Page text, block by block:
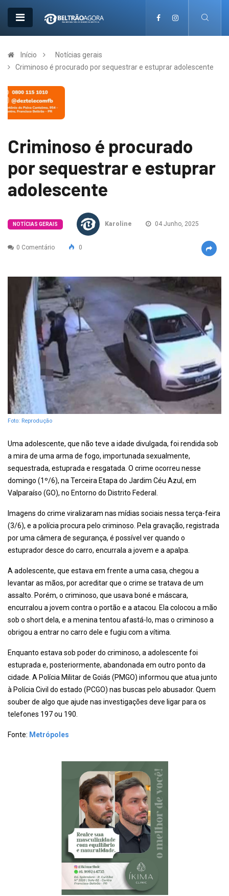
Início
Notícias gerais
Criminoso é procurado por sequestrar e estuprar adolescente
Criminoso é procurado
por sequestrar e estuprar
adolescente
NOTÍCIAS GERAIS Karoline 04 Junho, 2025
0 Comentário 0
Foto: Reprodução
Uma adolescente, que não teve a idade divulgada, foi rendida sob
a mira de uma arma de fogo, importunada sexualmente,
sequestrada, estuprada e resgatada. O crime ocorreu nesse
domingo (1º/6), na Terceira Etapa do Jardim Céu Azul, em
Valparaíso (GO), no Entorno do Distrito Federal.
Imagens do crime viralizaram nas mídias sociais nessa terça-feira
(3/6), e a polícia procura pelo criminoso. Pela gravação, registrada
por uma câmera de segurança, é possível ver quando o
estuprador desce do carro, encurrala a jovem e a apalpa.
A adolescente, que estava em frente a uma casa, chegou a
levantar as mãos, por acreditar que o crime se tratava de um
assalto. Porém, o criminoso, que usava boné e máscara,
encurralou a jovem contra o portão e a atacou. Ela colocou a mão
sob o short dela, e a menina tentou afastá-lo, mas o criminoso a
obrigou a entrar no carro dele e fugiu com a vítima.
Enquanto estava sob poder do criminoso, a adolescente foi
estuprada e, posteriormente, abandonada em outro ponto da
cidade. A Polícia Militar de Goiás (PMGO) informou que atua junto
à Polícia Civil do estado (PCGO) nas buscas pelo abusador. Quem
souber de algo que ajude nas investigações deve ligar para os
telefones 197 ou 190.
Fonte: Metrópoles